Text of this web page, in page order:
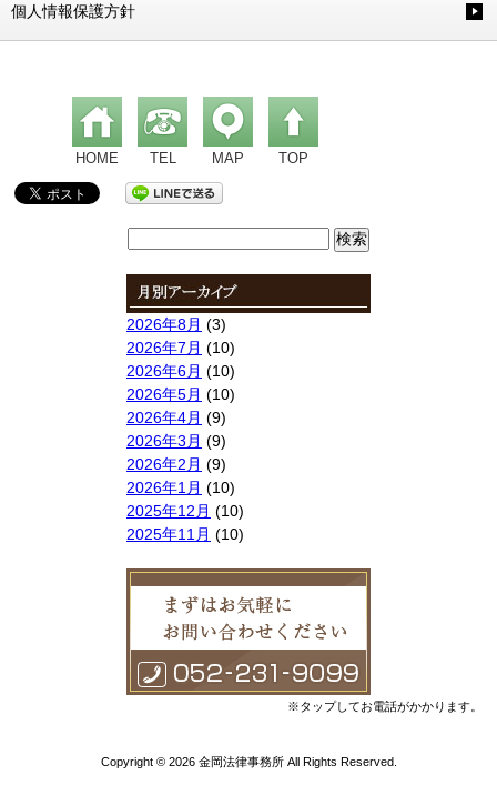
個人情報保護方針
HOME TEL MAP TOP
2026年8月 (3)
2026年7月 (10)
2026年6月 (10)
2026年5月 (10)
2026年4月 (9)
2026年3月 (9)
2026年2月 (9)
2026年1月 (10)
2025年12月 (10)
2025年11月 (10)
2025年8月(9)
2025年7月(10)
2025年6月(10)
2025年5月(10)
2025年4月(10)
2025年1月(8)
※タップしてお電話がかかります。
Copyright © 2026 金岡法律事務所 All Rights Reserved.